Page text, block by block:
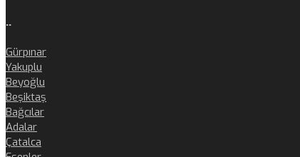
..
Gürpınar
Yakuplu
Beyoğlu
Beşiktaş
Bağcılar
Adalar
Çatalca